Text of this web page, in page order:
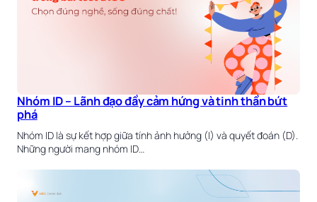
Nhóm ID – Lãnh đạo đầy cảm hứng và tinh thần bứt
phá
Nhóm ID là sự kết hợp giữa tính ảnh hưởng (I) và quyết đoán (D).
Những người mang nhóm ID…